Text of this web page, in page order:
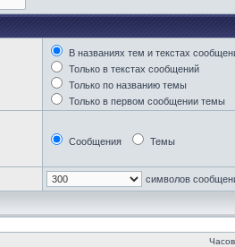
В названиях тем и текстах
Только в текстах сообщений
Только по названию темы
Только в первом сообщении темы
Сообщения Темы
символов